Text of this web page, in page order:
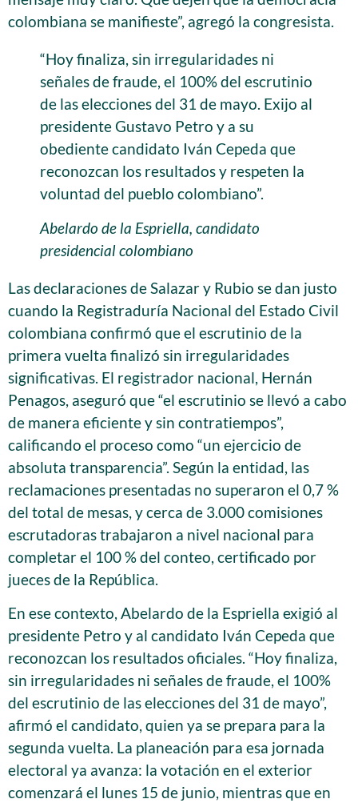
colombiana se manifieste”, agregó la congresista.
“Hoy finaliza, sin irregularidades ni
señales de fraude, el 100% del escrutinio
de las elecciones del 31 de mayo. Exijo al
presidente Gustavo Petro y a su
obediente candidato Iván Cepeda que
reconozcan los resultados y respeten la
voluntad del pueblo colombiano”.
Abelardo de la Espriella, candidato
presidencial colombiano
Las declaraciones de Salazar y Rubio se dan justo
cuando la Registraduría Nacional del Estado Civil
colombiana confirmó que el escrutinio de la
primera vuelta finalizó sin irregularidades
significativas. El registrador nacional, Hernán
Penagos, aseguró que “el escrutinio se llevó a cabo
de manera eficiente y sin contratiempos”,
calificando el proceso como “un ejercicio de
absoluta transparencia”. Según la entidad, las
reclamaciones presentadas no superaron el 0,7 %
del total de mesas, y cerca de 3.000 comisiones
escrutadoras trabajaron a nivel nacional para
completar el 100 % del conteo, certificado por
jueces de la República.
En ese contexto, Abelardo de la Espriella exigió al
presidente Petro y al candidato Iván Cepeda que
reconozcan los resultados oficiales. “Hoy finaliza,
sin irregularidades ni señales de fraude, el 100%
del escrutinio de las elecciones del 31 de mayo”,
afirmó el candidato, quien ya se prepara para la
segunda vuelta. La planeación para esa jornada
electoral ya avanza: la votación en el exterior
comenzará el lunes 15 de junio, mientras que en